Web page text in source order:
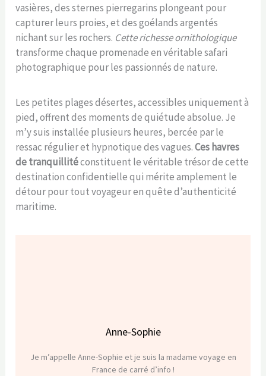
vasières, des sternes pierregarins plongeant pour
capturer leurs proies, et des goélands argentés
nichant sur les rochers. Cette richesse ornithologique
transforme chaque promenade en véritable safari
photographique pour les passionnés de nature.
Les petites plages désertes, accessibles uniquement à
pied, offrent des moments de quiétude absolue. Je
m’y suis installée plusieurs heures, bercée par le
ressac régulier et hypnotique des vagues.Ces havres
de tranquillitéconstituent le véritable trésor de cette
destination confidentielle qui mérite amplement le
détour pour tout voyageur en quête d’authenticité
maritime.
Anne-Sophie
Je m’appelle Anne-Sophie et je suis la madame voyage en
France de carré d’info !